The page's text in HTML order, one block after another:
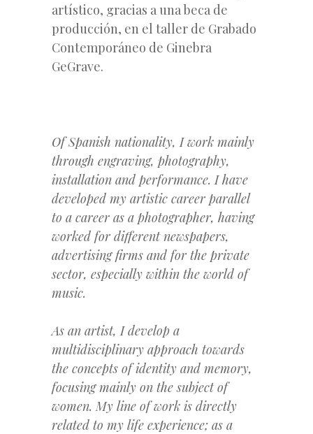
artístico, gracias a una beca de
producción, en el taller de Grabado
Contemporáneo de Ginebra
GeGrave.
Of Spanish nationality, I work mainly
through engraving, photography,
installation and performance. I have
developed my artistic career parallel
to a career as a photographer, having
worked for different newspapers,
advertising firms and for the private
sector, especially within the world of
music.
As an artist, I develop a
multidisciplinary approach towards
the concepts of identity and memory,
focusing mainly on the subject of
women. My line of work is directly
related to my life experience; as a